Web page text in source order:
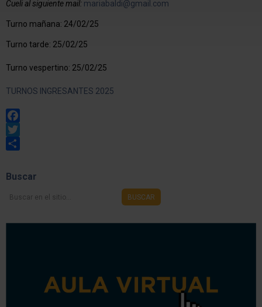
Cueli al siguiente mail: mariabaldi@gmail.com
Turno mañana: 24/02/25
Turno tarde: 25/02/25
Turno vespertino: 25/02/25
TURNOS INGRESANTES 2025
Facebook
Twitter
Buscar
Buscar
BUSCAR